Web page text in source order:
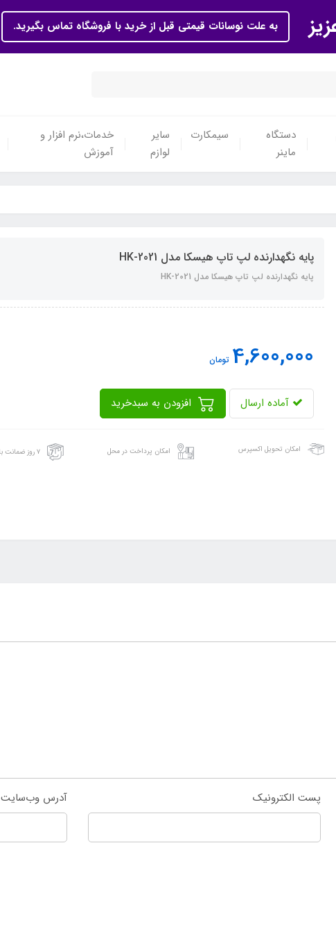
به علت نوسانات قیمتی قبل از خرید با فروشگاه تماس بگیرید.
دستگاه
ماینر
سیمکارت
سایر
لوازم
خدمات،نرم افزار و
آموزش
پایه نگهدارنده لپ تاپ هیسکا مدل HK-2021
پایه نگهدارنده لپ تاپ هیسکا مدل HK-2021
4,600,000 تومان
آماده ارسال
امکان تحویل اکسپرس امکان پرداخت در محل ۷ روز ضمانت بازگشت
پست الکترونیک آدرس وب‌سایت